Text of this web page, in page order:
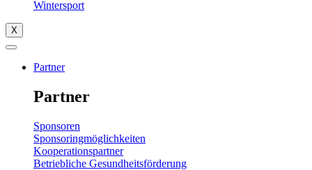
Wintersport
X
Partner
Partner
Sponsoren
Sponsoringmöglichkeiten
Kooperationspartner
Betriebliche Gesundheitsförderung